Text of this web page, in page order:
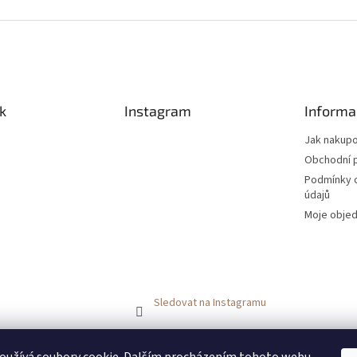
Instagram
Sledovat na Instagramu
Jak
Obchodní
Podmínky
údajů
Moje
FACEBOOK FACEBOOK - skupinka ANDY BOOM INSTAGRAM